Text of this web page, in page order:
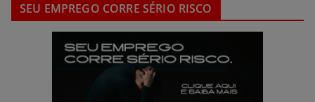
SEU EMPREGO CORRE SÉRIO RISCO